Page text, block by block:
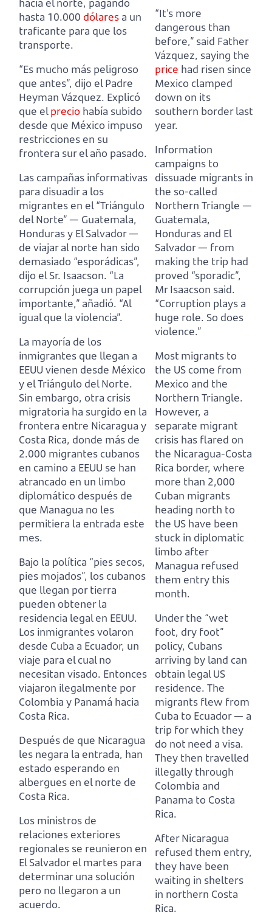
hacia el norte, pagando
hasta 10.000 dólares a un
traficante para que los
transporte.
“Es mucho más peligroso
que antes”, dijo el Padre
Heyman Vázquez. Explicó
que elprecio había subido
desde que México impuso
restricciones en su
frontera sur el año pasado.
Las campañas informativas
para disuadir a los
migrantes en el “Triángulo
del Norte” — Guatemala,
Honduras y El Salvador —
de viajar al norte han sido
demasiado “esporádicas”,
dijo el Sr. Isaacson. “La
corrupción juega un papel
importante,” añadió. “Al
igual que la violencia”.
La mayoría de los
inmigrantes que llegan a
EEUU vienen desde México
y el Triángulo del Norte.
Sin embargo, otra crisis
migratoria ha surgido en la
frontera entre Nicaragua y
Costa Rica, donde más de
2.000 migrantes cubanos
en camino a EEUU se han
atrancado en un limbo
diplomático después de
que Managua no les
permitiera la entrada este
mes.
Bajo la política “pies secos,
pies mojados”, los cubanos
que llegan por tierra
pueden obtener la
residencia legal en EEUU.
Los inmigrantes volaron
desde Cuba a Ecuador, un
viaje para el cual no
necesitan visado. Entonces
viajaron ilegalmente por
Colombia y Panamá hacia
Costa Rica.
Después de que Nicaragua
les negara la entrada, han
estado esperando en
albergues en el norte de
Costa Rica.
Los ministros de
relaciones exteriores
regionales se reunieron en
El Salvador el martes para
determinar una solución
pero no llegaron a un
acuerdo.
“It’s more
dangerous than
before,” said Father
Vázquez, saying the
price had risen since
Mexico clamped
down on its
southern border last
year.
Information
campaigns to
dissuade migrants in
the so-called
Northern Triangle —
Guatemala,
Honduras and El
Salvador — from
making the trip had
proved “sporadic”,
Mr Isaacson said.
“Corruption plays a
huge role. So does
violence.”
Most migrants to
the US come from
Mexico and the
Northern Triangle.
However, a
separate migrant
crisis has flared on
the Nicaragua-Costa
Rica border, where
more than 2,000
Cuban migrants
heading north to
the US have been
stuck in diplomatic
limbo after
Managua refused
them entry this
month.
Under the “wet
foot, dry foot”
policy, Cubans
arriving by land can
obtain legal US
residence. The
migrants flew from
Cuba to Ecuador — a
trip for which they
do not need a visa.
They then travelled
illegally through
Colombia and
Panama to Costa
Rica.
After Nicaragua
refused them entry,
they have been
waiting in shelters
in northern Costa
Rica.